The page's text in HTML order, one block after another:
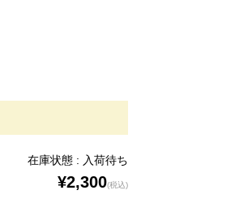
在庫状態 : 入荷待ち
¥2,300(税込)